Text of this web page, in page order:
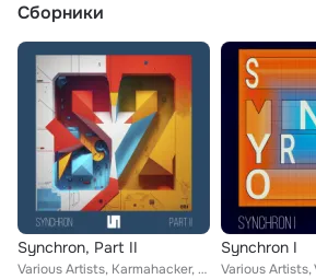
Сборники
Synchron, Part II
Various Artists, Karmahacker, Kira Benchi, Paul Begge, LUBLB, Raciya Bağdad, Discrete Body, Xandr.vasiliev, Surrealboy, Vasiliy...
Synchron I